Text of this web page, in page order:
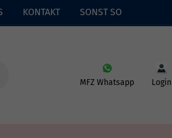
KONTAKT SONST SO
MFZ Whatsapp Login